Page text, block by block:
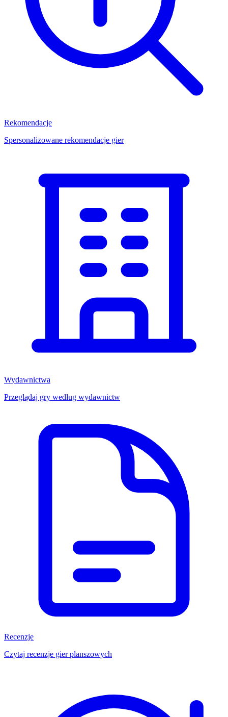
Rekomendacje
Spersonalizowane rekomendacje gier
Wydawnictwa
Przeglądaj gry według wydawnictw
Recenzje
Czytaj recenzje gier planszowych